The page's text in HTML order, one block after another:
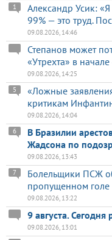
Александр Усик:
99% — это труд.
1
09.08.2026, 14:46
Степанов может
«Утрехта» в начале
09.08.2026, 14:25
«Ложные
критикам
5
09.08.2026, 14:04
В Бразилии
Жадсона по
6
09.08.2026, 13:43
Болельщики ПСЖ
пропущенном голе
7
09.08.2026, 13:22
9 августа.
09.08.2026, 13:01